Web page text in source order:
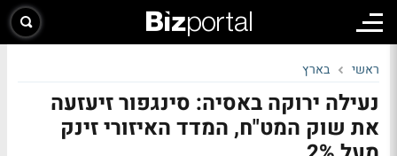
ראשי בארץ
נעילה ירוקה באסיה: סינגפור זיעזעה
את שוק המט"ח, המדד האיזורי זינק